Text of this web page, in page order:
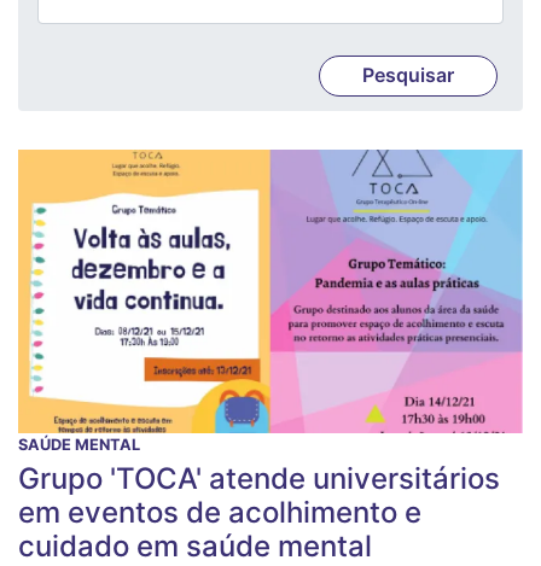
SAÚDE MENTAL
Grupo 'TOCA' atende universitários
em eventos de acolhimento e
cuidado em saúde mental